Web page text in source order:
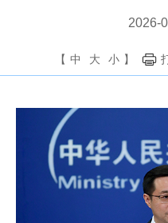
2026-
【 中 大 小 】